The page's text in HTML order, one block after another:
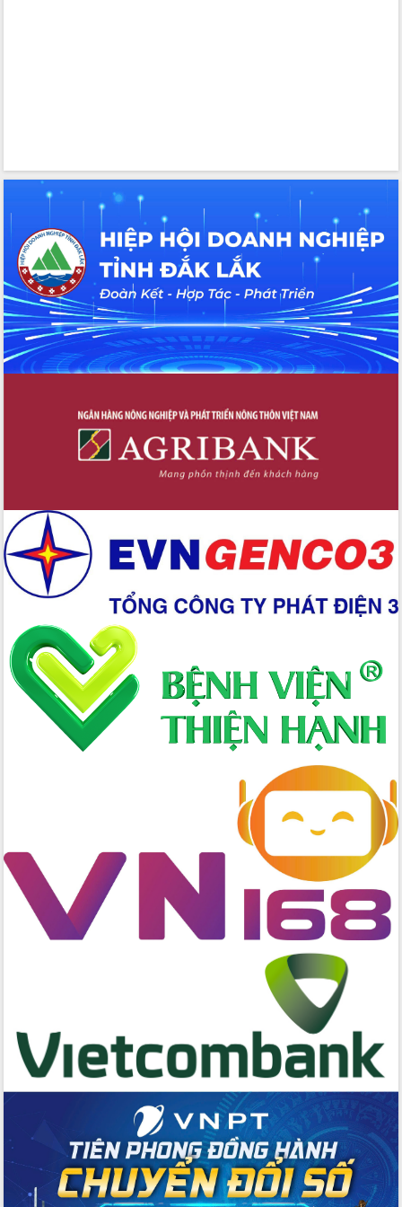
Phó Chủ tịch UBND tỉnh Đắk Lắk
Trương Công Thái kiểm tra thực địa
Dự án cao tốc Khánh Hòa - Buôn Ma
Thuột
Định vị cà phê Việt Nam như một “di
sản sống” trong dòng chảy toàn cầu
Xây dựng nông thôn mới: Nâng cao đời
sống người dân từ những mô hình thiết
thực
Quyết liệt tháo gỡ vướng mắc, đẩy
nhanh tiến độ các dự án trọng điểm
Hòn Yến phát triển du lịch gắn với bảo
Lấy ý kiến điều chỉnh Quy hoạch tỉnh
Đắk Lắk thời kỳ 2021-2030, tầm nhìn
Phát động chiến dịch 30 ngày đêm
giải phóng mặt bằng Tuyến đường bộ
ven biển
Đắk Lắk nỗ lực thúc đẩy tăng trưởng
kinh tế từ 10% trở lên trong Quý
II/2026
Đắk Lắk ký kết thỏa thuận hợp tác về
chuyển đổi số giai đoạn 2026 – 2030
với Tập đoàn Bưu chính Viễn thông
Việt Nam
Thứ trưởng Bộ Y tế làm việc với tỉnh
Đắk Lắk về phát triển nhân lực y tế
cho trạm y tế cấp xã
Đoàn đại biểu Quốc hội tỉnh Đắk Lắk
trao đổi thông tin trước Kỳ họp thứ
nhất, Quốc hội khóa XVI
Quyết liệt cải cách hành chính, khơi
thông nguồn lực phát triển
Phó Chủ tịch Thường trực UBND tỉnh
Hồ Thị Nguyên Thảo làm việc tại Trung
tâm Phục vụ hành chính công xã Ea
Phê
Xây dựng nền hành chính số đồng
hành cùng nông dân dân, doanh nghiệp
Giai đoạn 2026-2030, Đắk Lắk phấn
đấu có 77% xã đạt chuẩn nông thôn
mới